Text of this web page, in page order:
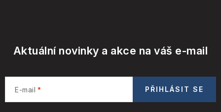
Aktuální novinky a akce na váš e-mail
E-mail PŘIHLÁSIT SE